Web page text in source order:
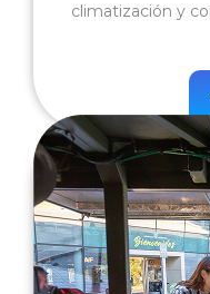
climatización y